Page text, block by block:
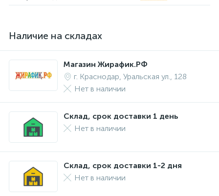
Наличие на складах
Магазин Жирафик.РФ
г. Краснодар, Уральская ул., 128
Нет в наличии
Склад, срок доставки 1 день
Нет в наличии
Склад, срок доставки 1-2 дня
Нет в наличии